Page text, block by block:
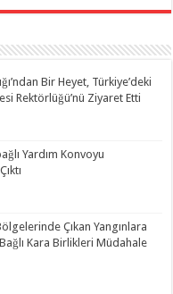
Bir Heyet, Türkiye’deki
Rektörlüğü’nü Ziyaret Etti
Yardım Konvoyu
Çıkan Yangınlara
Kara Birlikleri Müdahale